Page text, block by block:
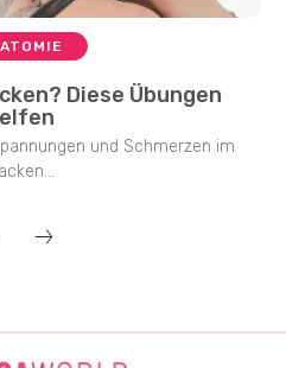
Diese Übungen
und Schmerzen im